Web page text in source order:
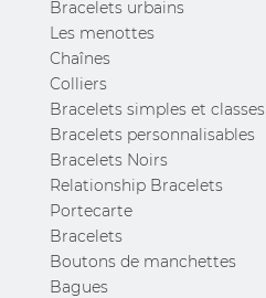
Bracelets urbains
Les menottes
Chaînes
Colliers
Bracelets simples et classes
Bracelets personnalisables
Bracelets Noirs
Relationship Bracelets
Portecarte
Bracelets
Boutons de manchettes
Bagues